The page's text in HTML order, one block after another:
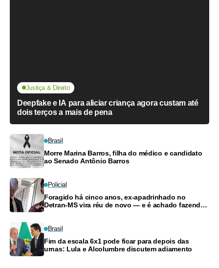
Justiça & Direito
Deepfake e IA para aliciar criança agora custam até
dois terços a mais de pena
Brasil
Morre Marina Barros, filha do médico e candidato
ao Senado Antônio Barros
Policial
Foragido há cinco anos, ex-apadrinhado no
Detran-MS vira réu de novo — e é achado fazendo
Brasil
Fim da escala 6x1 pode ficar para depois das
urnas: Lula e Alcolumbre discutem adiamento